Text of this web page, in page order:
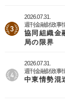
2026.07.31.
週刊金融財政事
協同組織金
局の限界
2026.07.31.
週刊金融財政事
中東情勢混